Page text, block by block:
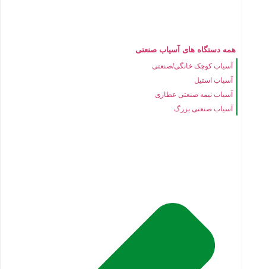
همه دستگاه های آسیاب صنعتی
آسیاب کوچک خانگی/صنعتی
آسیاب استیل
آسیاب نیمه صنعتی عطاری
آسیاب صنعتی بزرگ